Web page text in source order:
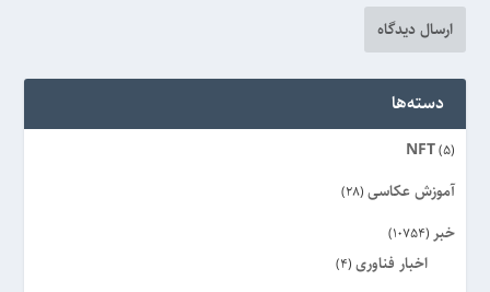
دسته‌ها
NFT(5)
آموزش عکاسی (28)
خبر (10754)
اخبار فناوری (4)